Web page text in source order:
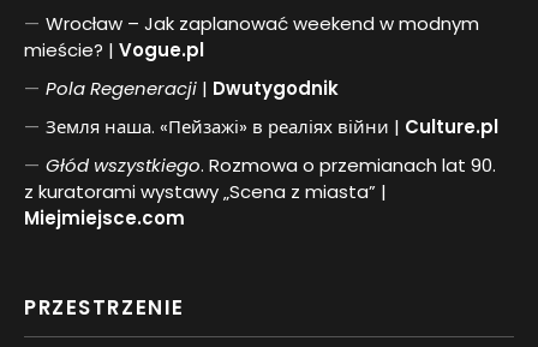
Wrocław – Jak zaplanować weekend w modnym
mieście? | Vogue.pl
PolaRegeneracji | Dwutygodnik
Земля наша. «Пейзажі» в реаліях війни | Culture.pl
Głód wszystkiego. Rozmowa o przemianach lat 90.
z kuratorami wystawy „Scena z miasta” |
Miejmiejsce.com
PRZESTRZENIE